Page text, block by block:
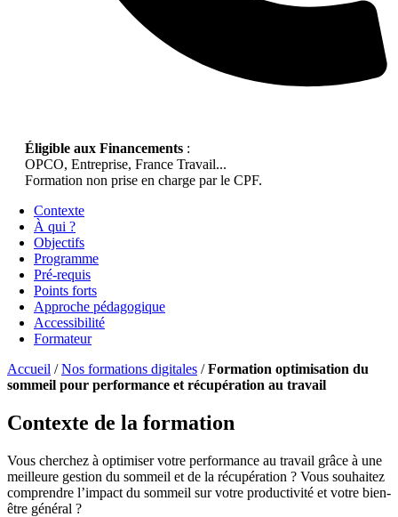
Éligible aux Financements :
OPCO, Entreprise, France Travail...
Formation non prise en charge par le CPF.
Contexte
À qui ?
Objectifs
Programme
Pré-requis
Points forts
Approche pédagogique
Accessibilité
Formateur
Accueil /Nos formations digitales /Formation optimisation du
sommeil pour performance et récupération au travail
Contexte de la formation
Vous cherchez à optimiser votre performance au travail grâce à une
meilleure gestion du sommeil et de la récupération ? Vous souhaitez
comprendre l’impact du sommeil sur votre productivité et votre bien-
être général ?